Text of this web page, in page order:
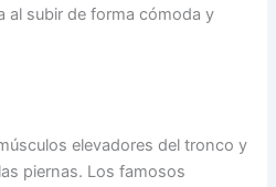
al subir de forma cómoda y
elevadores del tronco y
piernas. Los famosos